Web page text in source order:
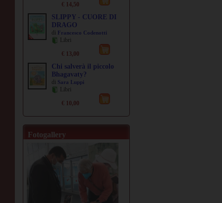
€ 14,50
SLIPPY - CUORE DI
DRAGO
di Francesco Codenotti
Libri
€ 13,00
Chi salverà il piccolo
Bhagavaty?
di Sara Luppi
Libri
€ 10,00
Fotogallery